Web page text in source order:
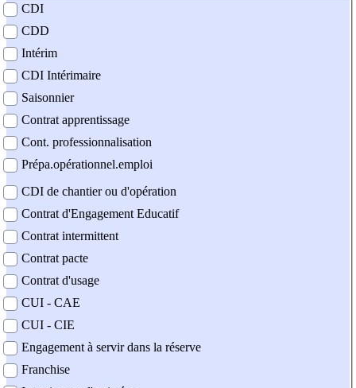
contrat
CDI
CDD
Intérim
CDI Intérimaire
Saisonnier
Contrat apprentissage
Cont. professionnalisation
Prépa.opérationnel.emploi
CDI de chantier ou d'opération
Contrat d'Engagement Educatif
Contrat intermittent
Contrat pacte
Contrat d'usage
CUI - CAE
CUI - CIE
Engagement à servir dans la réserve
Franchise